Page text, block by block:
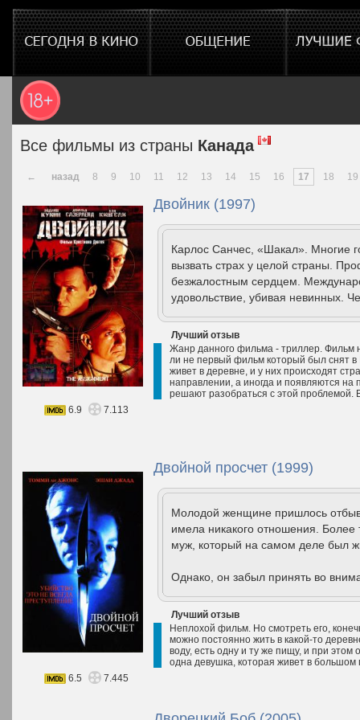
Все фильмы из страны Канада
← назад 8 9 10 11 12 13 14 15 16 17 18 19
Двойник (1997)
Карлос Санчес, «Шакал». Многие
вызвать страх у целой страны.
безжалостным сердцем.
удовольствие, убивая невинных.
Лучший отзыв
Жанр данного фильма - триллер. Фильм
ли не первый фильм который был снят
живет в деревне, и у них происходят
направлении, а иногда и появляются
решают разобраться с этой проблемой.
6.9
7.113
Двойной просчет (1999)
Молодой женщине пришлось
имела никакого отношения. Более
муж, который на самом деле был
Однако, он забыл принять во
Лучший отзыв
Неплохой фильм. Но смотреть его,
можно постоянно жить в какой-то
воду, есть одну и ту же пищу, и при
одна девушка, которая живет в большом
6.5
7.445